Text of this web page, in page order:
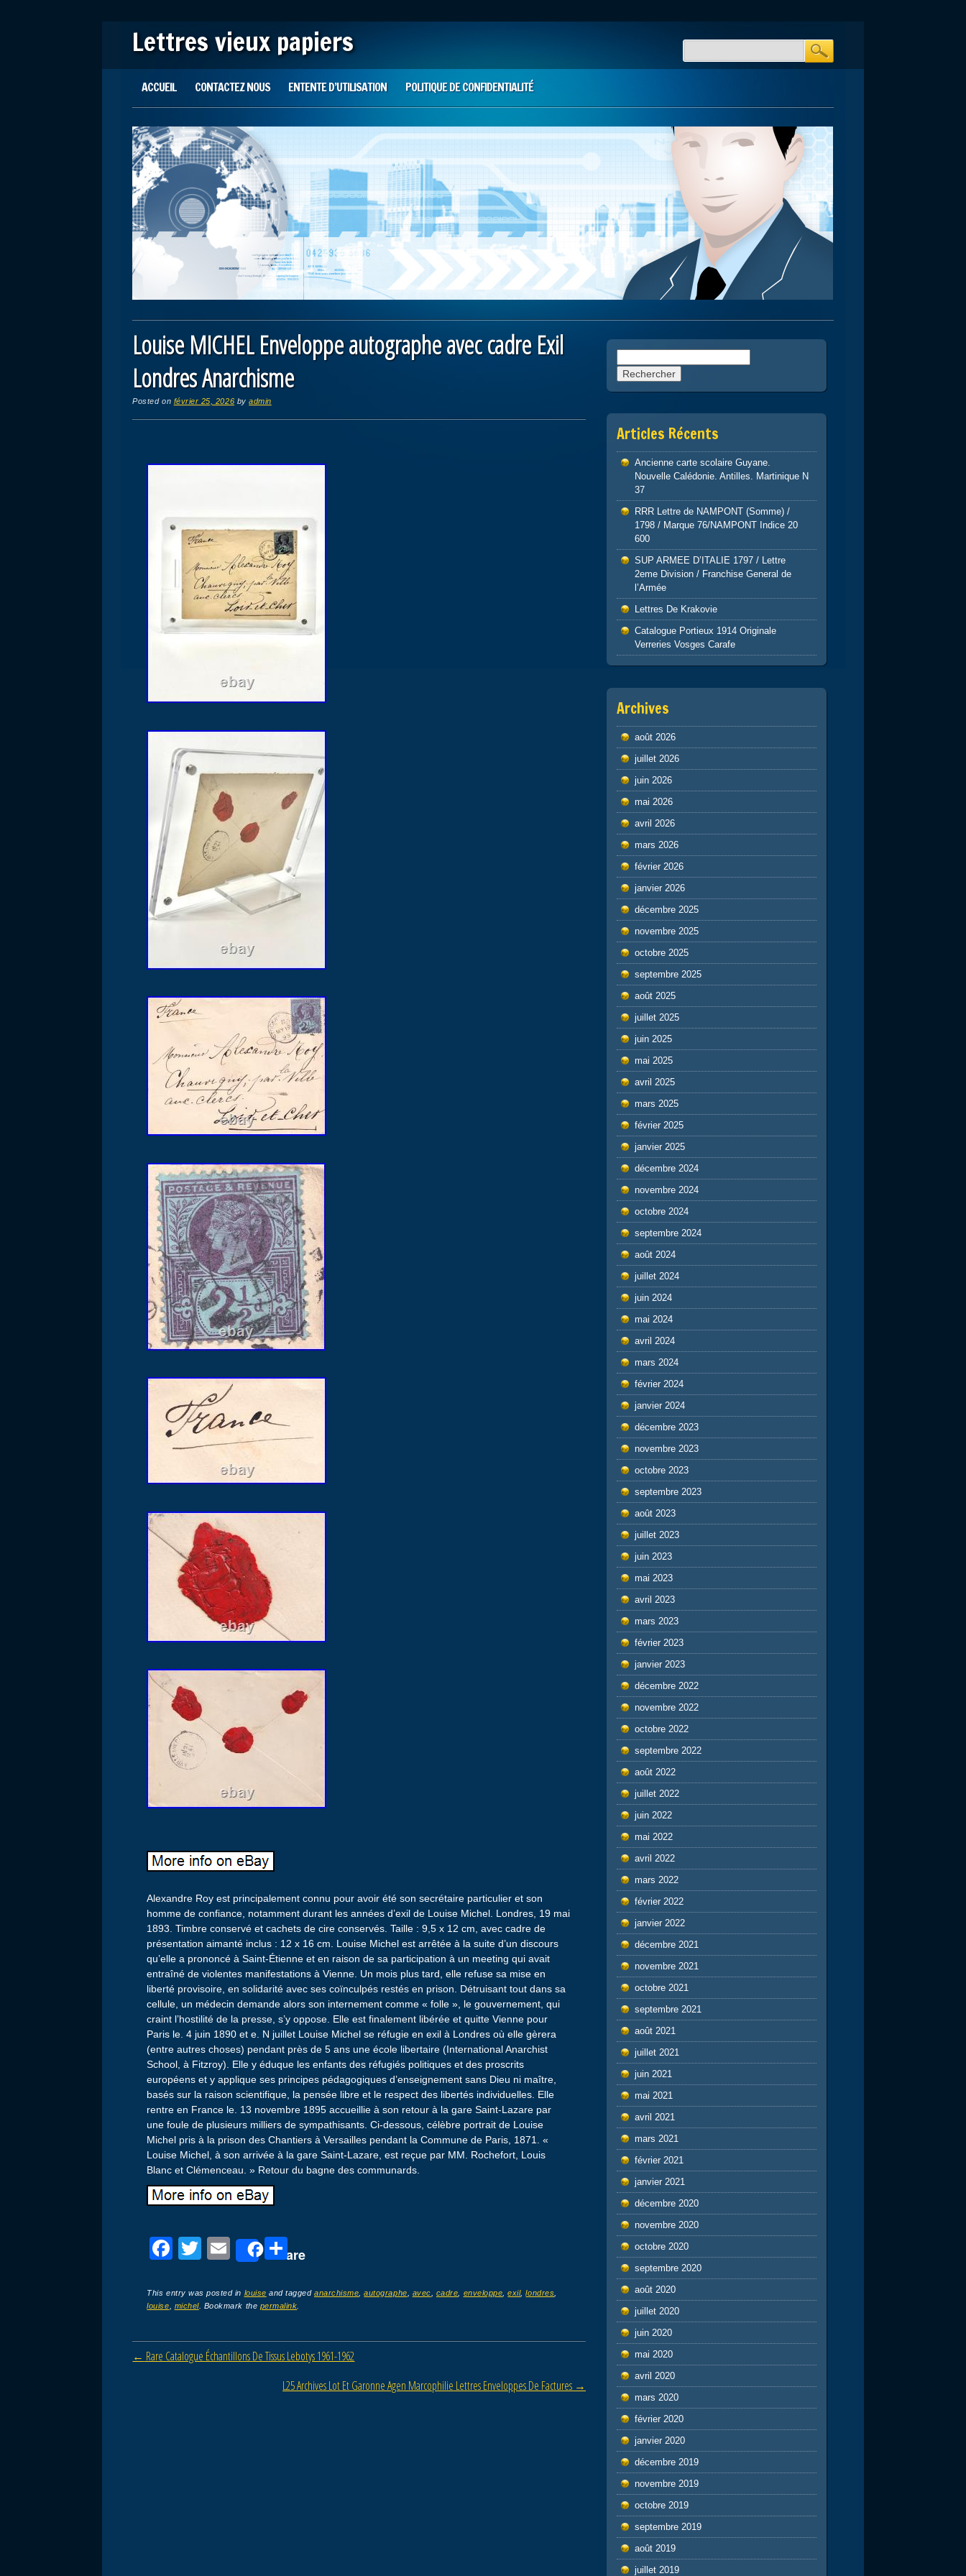
Lettres vieux papiers
Main menu
ACCUEIL CONTACTEZ NOUS ENTENTE D’UTILISATION POLITIQUE DE CONFIDENTIALITÉ
Louise MICHEL Enveloppe autographe avec cadre Exil
Londres Anarchisme
Posted on février 25, 2026 byadmin
Alexandre Roy est principalement connu pour avoir été son secrétaire particulier et son
homme de confiance, notamment durant les années d’exil de Louise Michel. Londres, 19 mai
1893. Timbre conservé et cachets de cire conservés. Taille : 9,5 x 12 cm, avec cadre de
présentation aimanté inclus : 12 x 16 cm. Louise Michel est arrêtée à la suite d’un discours
qu’elle a prononcé à Saint-Étienne et en raison de sa participation à un meeting qui avait
entraîné de violentes manifestations à Vienne. Un mois plus tard, elle refuse sa mise en
liberté provisoire, en solidarité avec ses coïnculpés restés en prison. Détruisant tout dans sa
cellule, un médecin demande alors son internement comme « folle », le gouvernement, qui
craint l’hostilité de la presse, s’y oppose. Elle est finalement libérée et quitte Vienne pour
Paris le. 4 juin 1890 et e. N juillet Louise Michel se réfugie en exil à Londres où elle gèrera
(entre autres choses) pendant près de 5 ans une école libertaire (International Anarchist
School, à Fitzroy). Elle y éduque les enfants des réfugiés politiques et des proscrits
européens et y applique ses principes pédagogiques d’enseignement sans Dieu ni maître,
basés sur la raison scientifique, la pensée libre et le respect des libertés individuelles. Elle
rentre en France le. 13 novembre 1895 accueillie à son retour à la gare Saint-Lazare par
une foule de plusieurs milliers de sympathisants. Ci-dessous, célèbre portrait de Louise
Michel pris à la prison des Chantiers à Versailles pendant la Commune de Paris, 1871. «
Louise Michel, à son arrivée à la gare Saint-Lazare, est reçue par MM. Rochefort, Louis
Blanc et Clémenceau. » Retour du bagne des communards.
F
c
e
b
o
T
tt
er
E
ail
Share
P
ta
g
er
This entry was posted in louise and tagged anarchisme ,autographe avec cadre enveloppe ,exil,londres
louise
michel. Bookmark the permalink
Post navigation
← Rare Catalogue Échantillons De Tissus Lebotys 1961-1962
L25 Archives Lot Et Garonne Agen Marcophilie Lettres Enveloppes De Factures →
Articles Récents
Ancienne carte scolaire Guyane.
Nouvelle Calédonie. Antilles. Martinique N
37
RRR Lettre de NAMPONT (Somme) /
1798 / Marque 76/NAMPONT Indice 20
600
SUP ARMEE D’ITALIE 1797 / Lettre
2eme Division / Franchise General de
l’Armée
Lettres De Krakovie
Catalogue Portieux 1914 Originale
Verreries Vosges Carafe
Archives
août 2026
juillet 2026
juin 2026
mai 2026
avril 2026
mars 2026
février 2026
janvier 2026
décembre 2025
novembre 2025
octobre 2025
septembre 2025
août 2025
juillet 2025
juin 2025
mai 2025
avril 2025
mars 2025
février 2025
janvier 2025
décembre 2024
novembre 2024
octobre 2024
septembre 2024
août 2024
juillet 2024
juin 2024
mai 2024
avril 2024
mars 2024
février 2024
janvier 2024
décembre 2023
novembre 2023
octobre 2023
septembre 2023
août 2023
juillet 2023
juin 2023
mai 2023
avril 2023
mars 2023
février 2023
janvier 2023
décembre 2022
novembre 2022
octobre 2022
septembre 2022
août 2022
juillet 2022
juin 2022
mai 2022
avril 2022
mars 2022
février 2022
janvier 2022
décembre 2021
novembre 2021
octobre 2021
septembre 2021
août 2021
juillet 2021
juin 2021
mai 2021
avril 2021
mars 2021
février 2021
janvier 2021
décembre 2020
novembre 2020
octobre 2020
septembre 2020
août 2020
juillet 2020
juin 2020
mai 2020
avril 2020
mars 2020
février 2020
janvier 2020
décembre 2019
novembre 2019
octobre 2019
septembre 2019
août 2019
juillet 2019